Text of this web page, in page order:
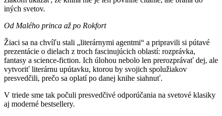
iných svetov.
Od Malého princa až po Rokfort
Žiaci sa na chvíľu stali „literárnymi agentmi“ a pripravili si pútavé
prezentácie o dielach z troch fascinujúcich oblastí: rozprávka,
fantasy a science-fiction. Ich úlohou nebolo len prerozprávať dej, ale
vytvoriť literárnu upútavku, ktorou by svojich spolužiakov
presvedčili, prečo sa oplatí po danej knihe siahnuť.
V triede sme tak počuli presvedčivé odporúčania na svetové klasiky
aj moderné bestsellery.